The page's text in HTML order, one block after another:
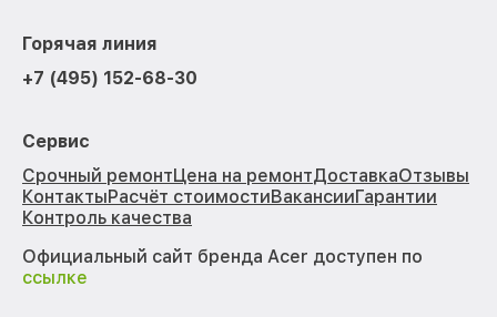
Горячая линия
+7 (495) 152-68-30
Сервис
Срочный ремонтЦена на ремонтДоставкаОтзывы
КонтактыРасчёт стоимостиВакансииГарантии
Контроль качества
Официальный сайт бренда Acer доступен по
ссылке